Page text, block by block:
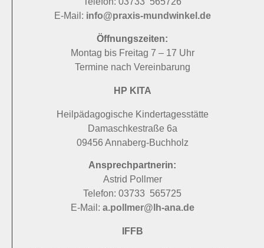
E-Mail: info@praxis-mundwinkel.de
Öffnungszeiten:
Montag bis Freitag 7 – 17 Uhr
Termine nach Vereinbarung
HP KITA
Heilpädagogische Kindertagesstätte
Damaschkestraße 6a
09456 Annaberg-Buchholz
Ansprechpartnerin:
Astrid Pollmer
Telefon: 03733 565725
E-Mail: a.pollmer@lh-ana.de
IFFB